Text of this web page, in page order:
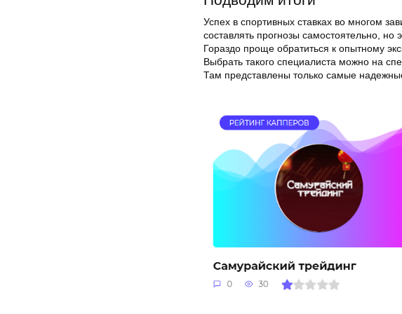
Успех в спортивных ставках во многом
составлять прогнозы самостоятельно, но
Гораздо проще обратиться к опытному
Выбрать такого специалиста можно на
Там представлены только самые